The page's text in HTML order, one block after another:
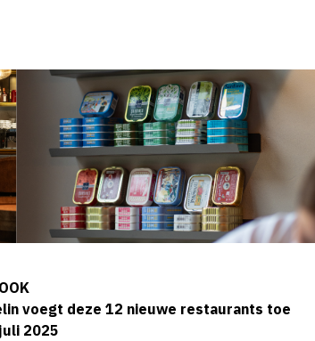
voegt deze 12 nieuwe restaurants toe
2025